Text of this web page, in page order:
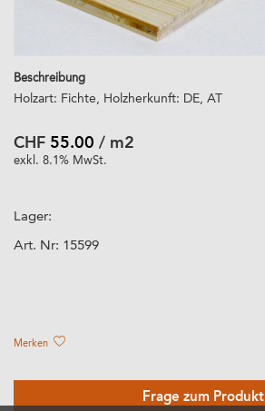
Beschreibung
Holzart: Fichte, Holzherkunft: DE, AT
CHF 55.00 / m2
exkl. 8.1% MwSt.
Lager:
Art. Nr: 15599
Merken
Frage zum Produkt